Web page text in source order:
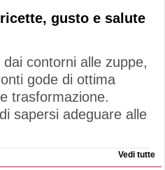
gusto e salute
contorni alle zuppe,
gode di ottima
trasformazione.
sapersi adeguare alle
Vedi tutte